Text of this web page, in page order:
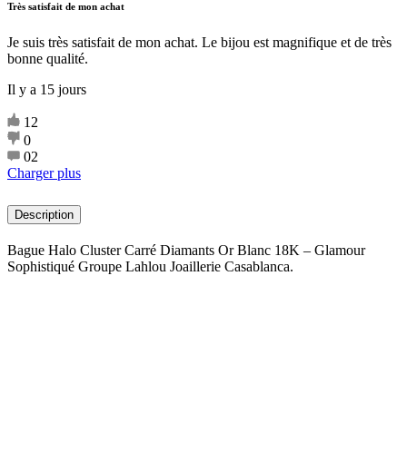
Très satisfait de mon achat
Je suis très satisfait de mon achat. Le bijou est magnifique et de très
bonne qualité.
Il y a 15 jours
12
0
02
Charger plus
Description
Bague Halo Cluster Carré Diamants Or Blanc 18K – Glamour
Sophistiqué Groupe Lahlou Joaillerie Casablanca.